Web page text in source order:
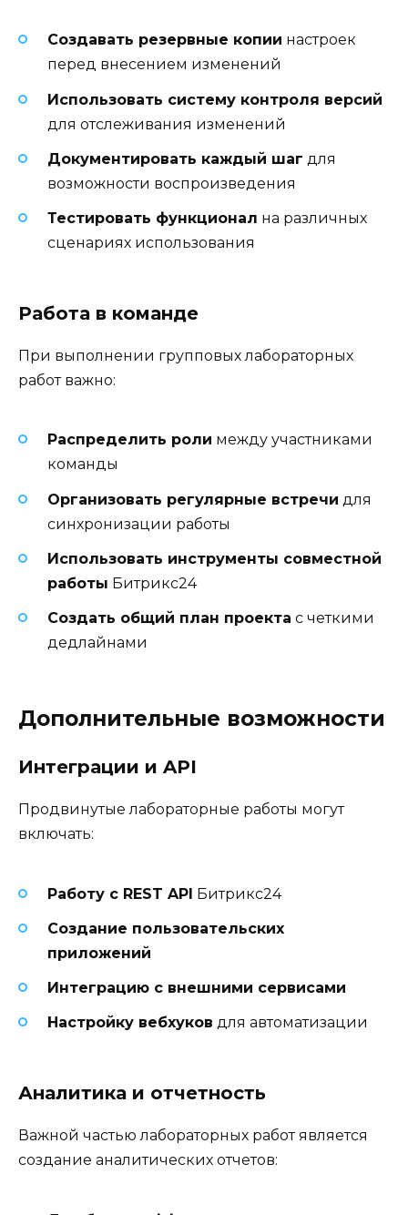
Создавать резервные копии настроек
перед внесением изменений
Использовать систему контроля версий
для отслеживания изменений
Документировать каждый шаг для
возможности воспроизведения
Тестировать функционал на различных
сценариях использования
Работа в команде
При выполнении групповых лабораторных
работ важно:
Распределить роли между участниками
команды
Организовать регулярные встречи для
синхронизации работы
Использовать инструменты совместной
работы Битрикс24
Создать общий план проекта с четкими
дедлайнами
Дополнительные возможности
Интеграции и API
Продвинутые лабораторные работы могут
включать:
Работу с REST API Битрикс24
Создание пользовательских
приложений
Интеграцию с внешними сервисами
Настройку вебхуков для автоматизации
Аналитика и отчетность
Важной частью лабораторных работ является
создание аналитических отчетов: